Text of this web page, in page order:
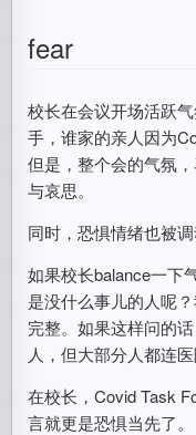
fear
校长在会议开场活跃
手，谁家的亲人因为
但是，整个会的气氛
与哀思。
同时，恐惧情绪也被调
如果校长balance一下
是没什么事儿的人呢
完整。如果这样问的
人，但大部分人都连医
在校长，Covid Task
言就更是恐惧当先了。